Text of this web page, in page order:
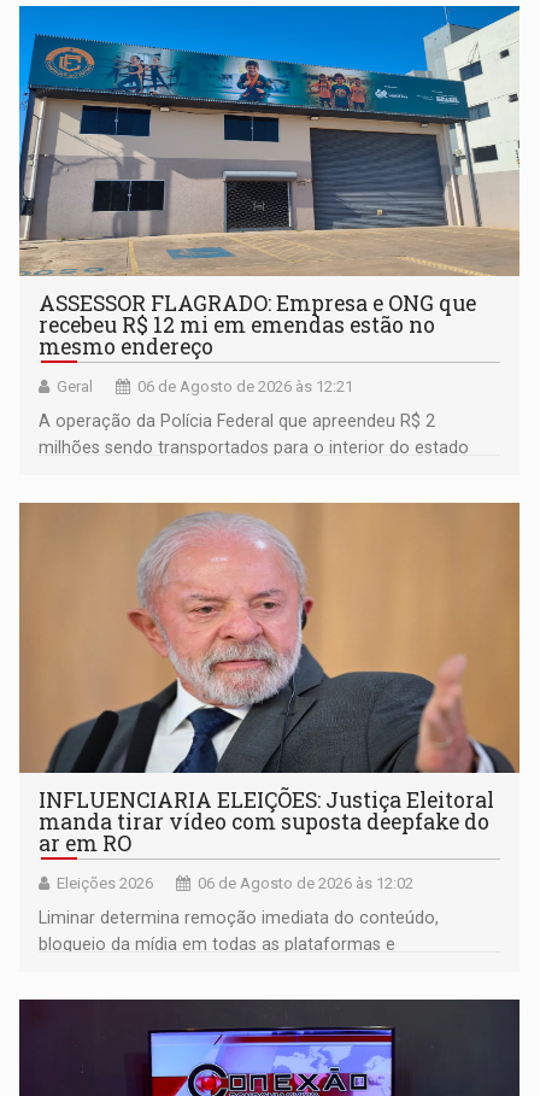
ASSESSOR FLAGRADO: Empresa e ONG que
recebeu R$ 12 mi em emendas estão no
mesmo endereço
Geral 06 de Agosto de 2026 às 12:21
A operação da Polícia Federal que apreendeu R$ 2
milhões sendo transportados para o interior do estado
ligação do suspeito com um deputado federal do União
Brasil por Rondônia
INFLUENCIARIA ELEIÇÕES: Justiça Eleitoral
manda tirar vídeo com suposta deepfake do
ar em RO
Eleições 2026 06 de Agosto de 2026 às 12:02
Liminar determina remoção imediata do conteúdo,
bloqueio da mídia em todas as plataformas e